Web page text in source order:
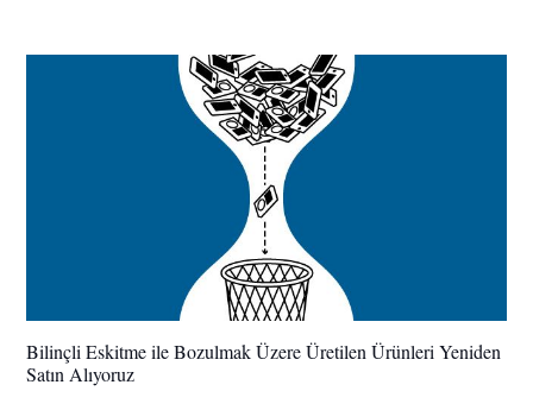
Bilinçli Eskitme ile Bozulmak Üzere Üretilen Ürünleri Yeniden
Satın Alıyoruz